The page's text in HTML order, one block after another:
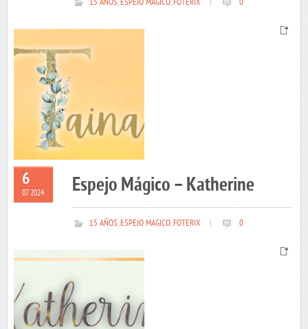
15 AÑOS,ESPEJO MAGICO,FOTERIX 0
6
07 2024 Espejo Mágico – Katherine
15 AÑOS,ESPEJO MAGICO,FOTERIX 0